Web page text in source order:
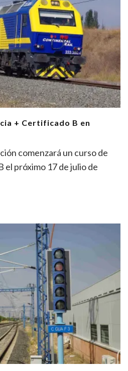
+ Certificado B en
comenzará un curso de
el próximo 17 de julio de